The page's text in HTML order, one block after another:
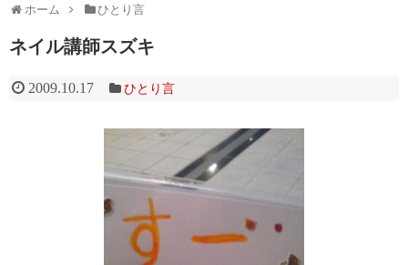
ホーム ひとり言
ネイル講師スズキ
2009.10.17 ひとり言